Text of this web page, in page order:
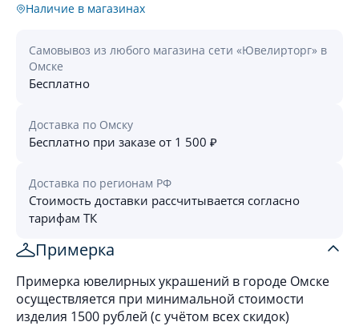
Наличие в магазинах
Самовывоз из любого магазина сети «Ювелирторг» в
Омске
Бесплатно
Доставка по Омску
Бесплатно при заказе от 1 500 ₽
Доставка по регионам РФ
Стоимость доставки рассчитывается согласно
тарифам ТК
Примерка
Примерка ювелирных украшений в городе Омске
осуществляется при минимальной стоимости
изделия 1500 рублей (с учётом всех скидок)